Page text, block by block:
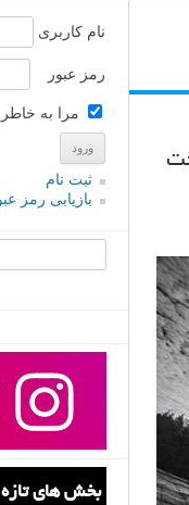
نام کاربری
رمز عبور
مرا به خاطر
ثبت نام
بازیابی رمز
بخش های